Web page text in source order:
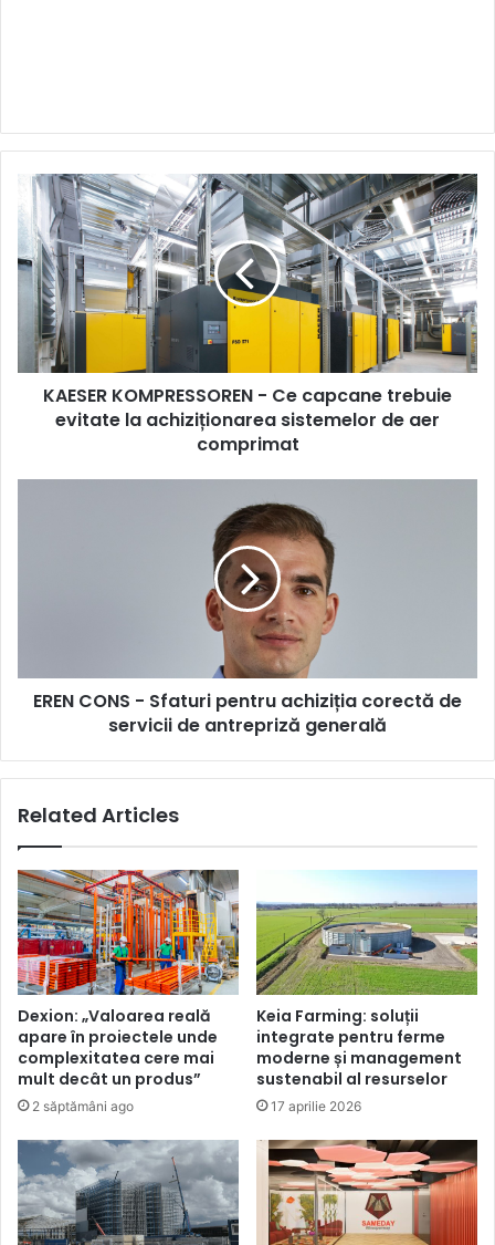
KAESER
KOMPRESSOREN
-
Ce
capcane
trebuie
evitate
achiziționarea
sistemelor
KAESER KOMPRESSOREN - Ce capcane trebuie
evitate la achiziționarea sistemelor de aer
comprimat
servicii
EREN CONS - Sfaturi pentru achiziția corectă de
servicii de antrepriză generală
Related Articles
Dexion: „Valoarea reală
apare în proiectele unde
complexitatea cere mai
mult decât un produs”
2 săptămâni ago
Keia Farming: soluții
integrate pentru ferme
moderne și management
sustenabil al resurselor
17 aprilie 2026